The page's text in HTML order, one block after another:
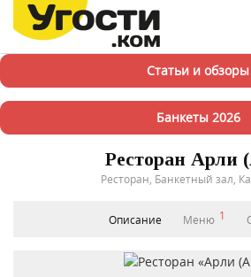
Статьи и обзоры
Банкеты 2026
Ресторан Арли
Ресторан, Банкетный зал,
Описание Меню 1